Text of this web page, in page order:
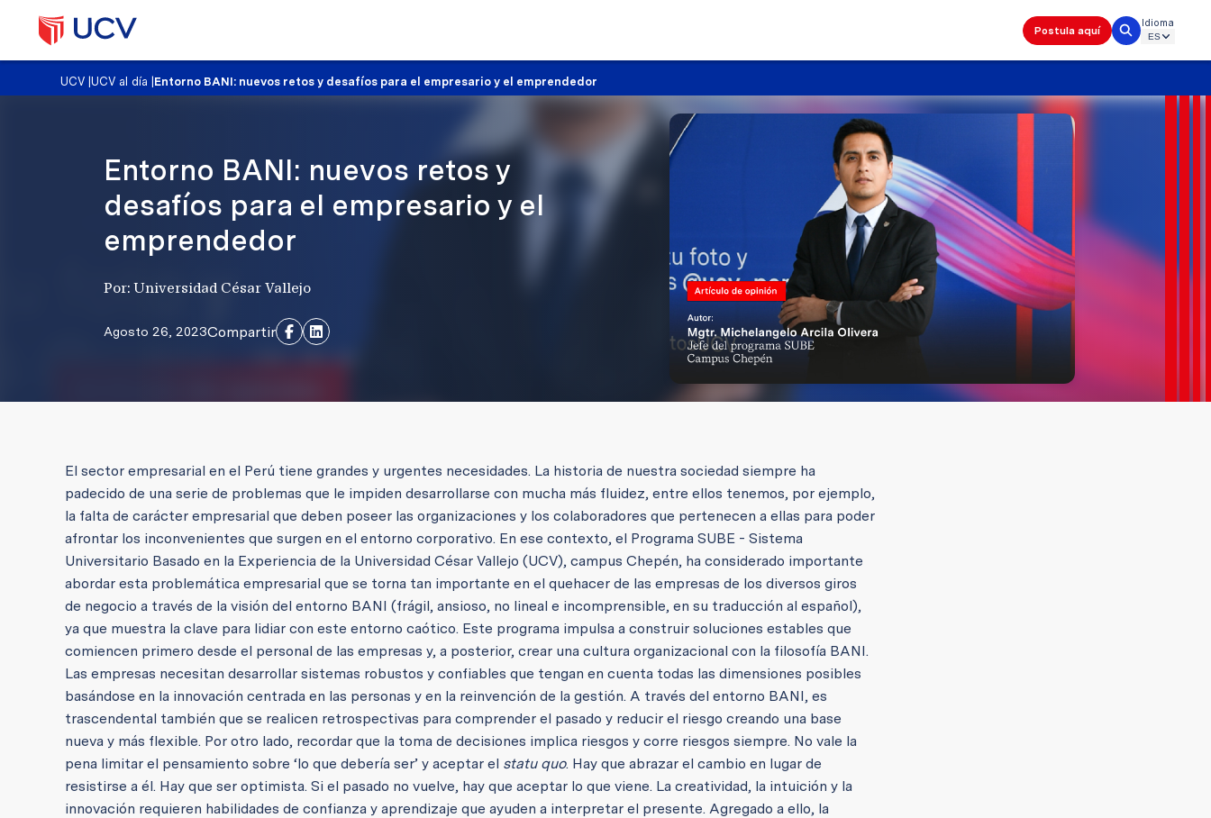
Postula aquí
Idioma
UCV |UCV al día Entorno BANI: nuevos retos y desafíos para el empresario y el emprendedor
Entorno BANI: nuevos retos y
desafíos para el empresario y el
emprendedor
Por: Universidad César Vallejo
Agosto 26, 2023Compartir
El sector empresarial en el Perú tiene grandes y urgentes necesidades. La historia de nuestra sociedad siempre ha
padecido de una serie de problemas que le impiden desarrollarse con mucha más fluidez, entre ellos tenemos, por ejemplo,
la falta de carácter empresarial que deben poseer las organizaciones y los colaboradores que pertenecen a ellas para poder
afrontar los inconvenientes que surgen en el entorno corporativo. En ese contexto, el Programa SUBE - Sistema
Universitario Basado en la Experiencia de la Universidad César Vallejo (UCV), campus Chepén, ha considerado importante
abordar esta problemática empresarial que se torna tan importante en el quehacer de las empresas de los diversos giros
de negocio a través de la visión del entorno BANI (frágil, ansioso, no lineal e incomprensible, en su traducción al español),
ya que muestra la clave para lidiar con este entorno caótico. Este programa impulsa a construir soluciones estables que
comiencen primero desde el personal de las empresas y, a posterior, crear una cultura organizacional con la filosofía BANI.
Las empresas necesitan desarrollar sistemas robustos y confiables que tengan en cuenta todas las dimensiones posibles
basándose en la innovación centrada en las personas y en la reinvención de la gestión. A través del entorno BANI, es
trascendental también que se realicen retrospectivas para comprender el pasado y reducir el riesgo creando una base
nueva y más flexible. Por otro lado, recordar que la toma de decisiones implica riesgos y corre riesgos siempre. No vale la
pena limitar el pensamiento sobre ‘lo que debería ser’ y aceptar el statu quo. Hay que abrazar el cambio en lugar de
resistirse a él. Hay que ser optimista. Si el pasado no vuelve, hay que aceptar lo que viene. La creatividad, la intuición y la
innovación requieren habilidades de confianza y aprendizaje que ayuden a interpretar el presente. Agregado a ello, la